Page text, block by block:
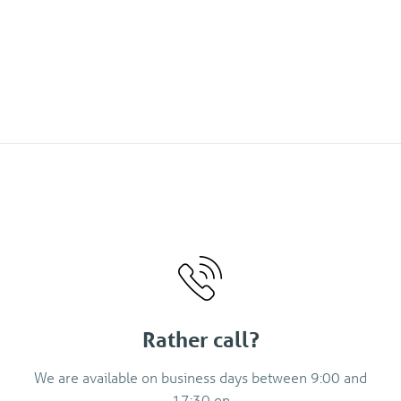
Rather call?
We are available on business days between 9:00 and